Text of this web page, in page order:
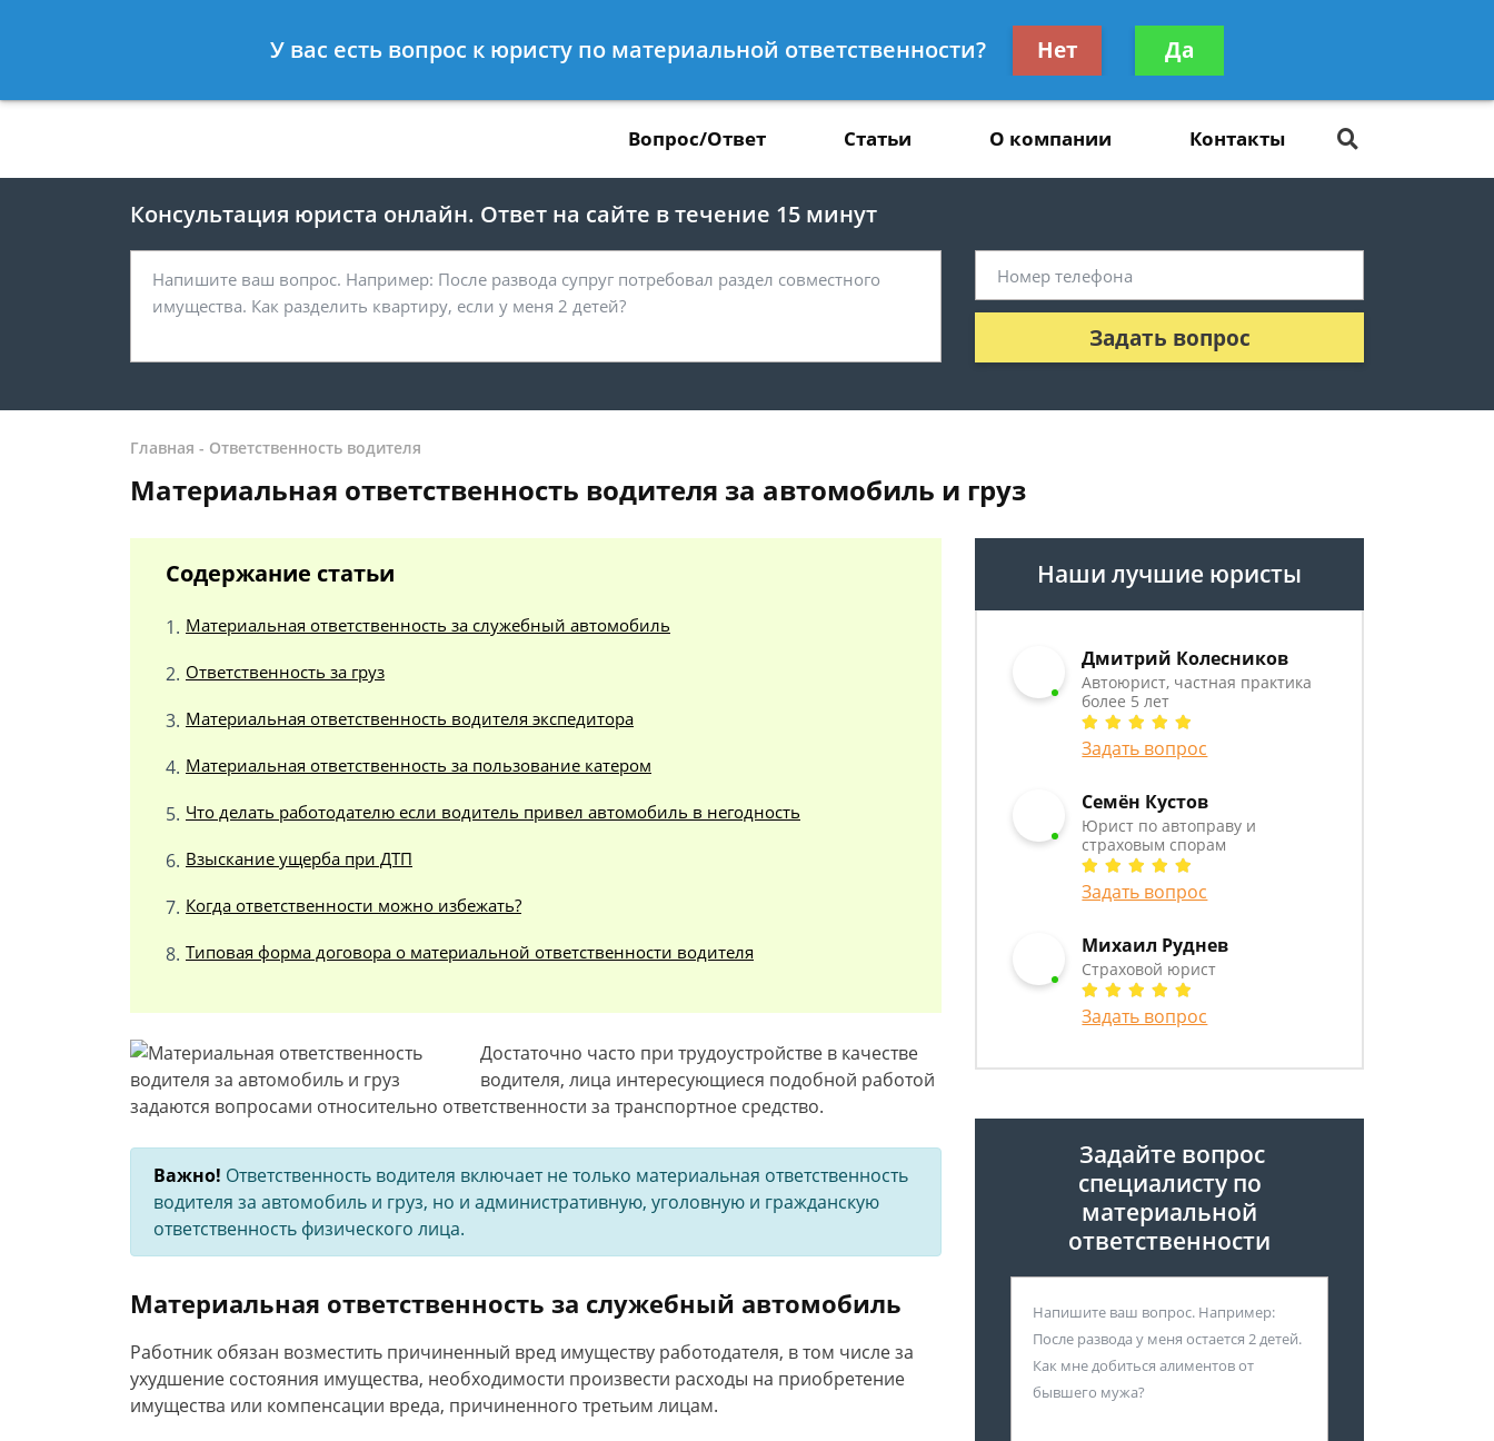
8 499 938-41-55 8 812 467-39-37
Получите консультацию
бесплатно
Задать вопрос
Вопрос/Ответ Статьи О компании Контакты
Консультация юриста онлайн. Ответ на сайте в течение 15 минут
Задать вопрос
Главная - Ответственность водителя
Материальная ответственность водителя за автомобиль и груз
Содержание статьи
Материальная ответственность за служебный автомобиль
Ответственность за груз
Материальная ответственность водителя экспедитора
Материальная ответственность за пользование катером
Что делать работодателю если водитель привел автомобиль в негодность
Взыскание ущерба при ДТП
Когда ответственности можно избежать?
Типовая форма договора о материальной ответственности водителя
Достаточно часто при трудоустройстве в качестве
водителя, лица интересующиеся подобной работой
задаются вопросами относительно ответственности за транспортное средство.
Важно! Ответственность водителя включает не только материальная ответственность
водителя за автомобиль и груз, но и административную, уголовную и гражданскую
ответственность физического лица.
Материальная ответственность за служебный автомобиль
Работник обязан возместить причиненный вред имуществу работодателя, в том числе за
ухудшение состояния имущества, необходимости произвести расходы на приобретение
имущества или компенсации вреда, причиненного третьим лицам.
Наши лучшие юристы
Дмитрий Колесников
Автоюрист, частная практика
более 5 лет
Задать вопрос
Семён Кустов
Юрист по автоправу и
страховым спорам
Задать вопрос
Михаил Руднев
Страховой юрист
Задать вопрос
Задайте вопрос
специалисту по
материальной
ответственности
У вас есть вопрос к юристу по материальной ответственности? Нет Да